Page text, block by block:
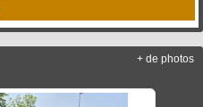
+ de photos